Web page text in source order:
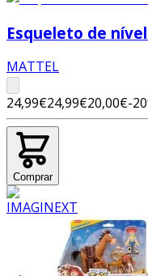
Esqueleto de
MATTEL
24,99€24,99€20,00€-20
Comprar